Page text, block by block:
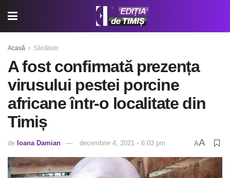
Acasă Sănătate
A fost confirmată prezența
virusului pestei porcine
africane într-o localitate din
Timiș
de Ioana Damian decembrie 4, 2021 ◦ 6:03 pm AA